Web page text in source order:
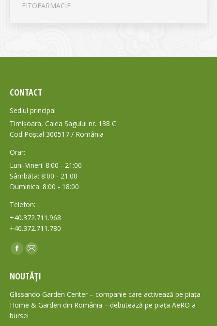
FITOFARMACIE
CONTACT
Sediul principal
Timișoara, Calea Șagului nr. 138 C
Cod Poștal 300517 / România
Orar:
Luni-Vineri: 8:00 - 21:00
Sâmbăta: 8:00 - 21:00
Duminica: 8:00 - 18:00
Telefon:
+40.372.711.968
+40.372.711.780
Find us on:
Facebook
opens
in
new
window
Mail
opens
in
new
NOUTĂȚI
Glissando Garden Center – companie care activează pe piața
Home & Garden din România – debutează pe piața AeRO a
bursei